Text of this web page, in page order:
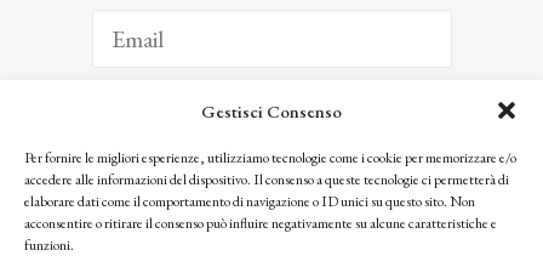
Gestisci Consenso
Per fornire le migliori esperienze, utilizziamo tecnologie come i cookie per memorizzare e/o
accedere alle informazioni del dispositivo. Il consenso a queste tecnologie ci permetterà di
elaborare dati come il comportamento di navigazione o ID unici su questo sito. Non
acconsentire o ritirare il consenso può influire negativamente su alcune caratteristiche e
funzioni.
ISCRIVITI
Facendo clic per iscriverti, riconosci che le tue informazioni saranno trattate
seguendo la nostra Privacy Policy
© 2025 Istituto Matteucci. All right reserved